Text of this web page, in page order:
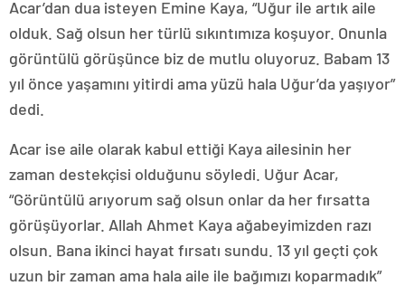
Acar’dan dua isteyen Emine Kaya, “Uğur ile artık aile
olduk. Sağ olsun her türlü sıkıntımıza koşuyor. Onunla
görüntülü görüşünce biz de mutlu oluyoruz. Babam 13
yıl önce yaşamını yitirdi ama yüzü hala Uğur’da yaşıyor”
dedi.
Acar ise aile olarak kabul ettiği Kaya ailesinin her
zaman destekçisi olduğunu söyledi. Uğur Acar,
“Görüntülü arıyorum sağ olsun onlar da her fırsatta
görüşüyorlar. Allah Ahmet Kaya ağabeyimizden razı
olsun. Bana ikinci hayat fırsatı sundu. 13 yıl geçti çok
uzun bir zaman ama hala aile ile bağımızı koparmadık”